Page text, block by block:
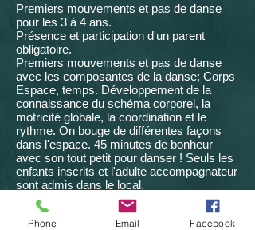
Premiers mouvements et pas de danse
pour les 3 à 4 ans.
Présence et participation d'un parent
obligatoire.
Premiers mouvements et pas de danse
avec les composantes de la danse; Corps
Espace, temps. Développement de la
connaissance du schéma corporel, la
motricité globale, la coordination et le
rythme. On bouge de différentes façons
dans l'espace. 45 minutes de bonheur
avec son tout petit pour danser ! Seuls les
enfants inscrits et l'adulte accompagnateur
sont admis dans le local.
Ce cours s'adresse autant aux filles qu'aux
garçons.
Phone Email Facebook